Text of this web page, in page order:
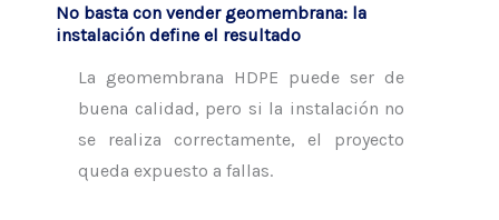
No basta con vender geomembrana: la
instalación define el resultado
La geomembrana HDPE puede ser de
buena calidad, pero si la instalación no
se realiza correctamente, el proyecto
queda expuesto a fallas.